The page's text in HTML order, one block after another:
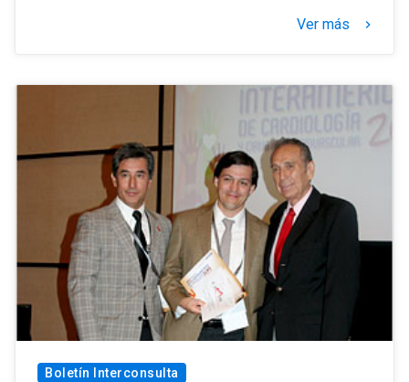
Ver más keyboard_arrow_right
Boletín Interconsulta